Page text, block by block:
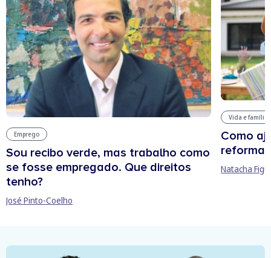
Emprego
Sou recibo verde, mas trabalho como
se fosse empregado. Que direitos
tenho?
José Pinto-Coelho
Vida e família
Como
reforma
Natacha